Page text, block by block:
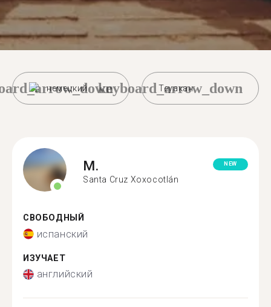
немецкий Теуакан
keyboard_arrow_down
M.
Santa Cruz Xoxocotlán
NEW
СВОБОДНЫЙ
испанский
ИЗУЧАЕТ
английский